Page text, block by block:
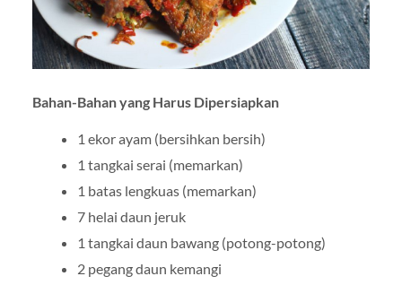
Bahan-Bahan yang Harus Dipersiapkan
1 ekor ayam (bersihkan bersih)
1 tangkai serai (memarkan)
1 batas lengkuas (memarkan)
7 helai daun jeruk
1 tangkai daun bawang (potong-potong)
2 pegang daun kemangi